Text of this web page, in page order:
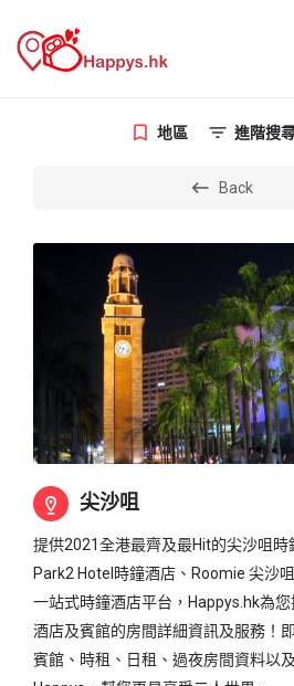
地區 進階搜
Back
尖沙咀
提供2021全港最齊及最Hit的尖沙咀時
Park2 Hotel時鐘酒店、Roomie 尖沙
一站式時鐘酒店平台，Happys.hk為
酒店及賓館的房間詳細資訊及服務！
賓館、時租、日租、過夜房間資料以